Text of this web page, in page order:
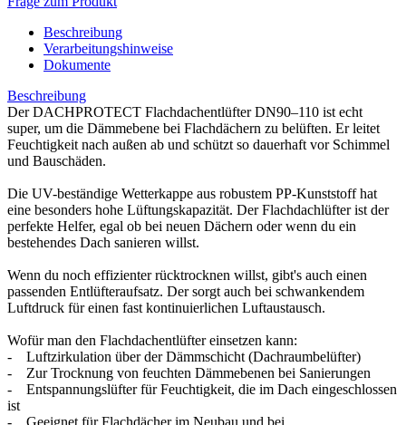
Beschreibung
Verarbeitungshinweise
Dokumente
Beschreibung
Der DACHPROTECT Flachdachentlüfter DN90–110 ist echt
super, um die Dämmebene bei Flachdächern zu belüften. Er leitet
Feuchtigkeit nach außen ab und schützt so dauerhaft vor Schimmel
und Bauschäden.
Die UV-beständige Wetterkappe aus robustem PP-Kunststoff hat
eine besonders hohe Lüftungskapazität. Der Flachdachlüfter ist der
perfekte Helfer, egal ob bei neuen Dächern oder wenn du ein
bestehendes Dach sanieren willst.
Wenn du noch effizienter rücktrocknen willst, gibt's auch einen
passenden Entlüfteraufsatz. Der sorgt auch bei schwankendem
Luftdruck für einen fast kontinuierlichen Luftaustausch.
Wofür man den Flachdachentlüfter einsetzen kann:
- Luftzirkulation über der Dämmschicht (Dachraumbelüfter)
- Zur Trocknung von feuchten Dämmebenen bei Sanierungen
- Entspannungslüfter für Feuchtigkeit, die im Dach eingeschlossen
ist
- Geeignet für Flachdächer im Neubau und bei